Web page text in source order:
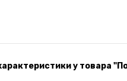
у товара